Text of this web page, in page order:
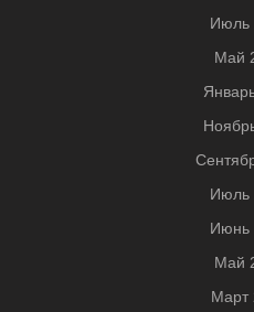
Июль
Май
Июль
Июнь
Май
Март